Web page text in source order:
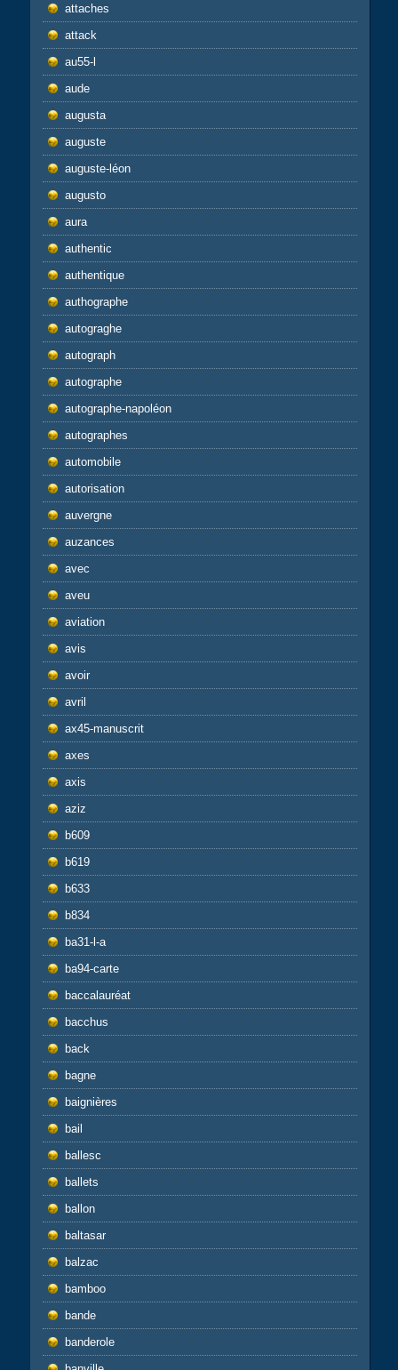
attaches
attack
au55-l
aude
augusta
auguste
auguste-léon
augusto
aura
authentic
authentique
authographe
autograghe
autograph
autographe
autographe-napoléon
autographes
automobile
autorisation
auvergne
auzances
avec
aveu
aviation
avis
avoir
avril
ax45-manuscrit
axes
axis
aziz
b609
b619
b633
b834
ba31-l-a
ba94-carte
baccalauréat
bacchus
back
bagne
baignières
bail
ballesc
ballets
ballon
baltasar
balzac
bamboo
bande
banderole